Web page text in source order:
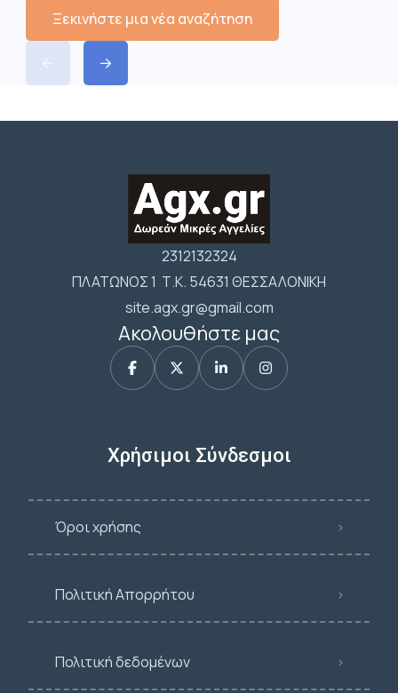
Ξεκινήστε μια νέα αναζήτηση
2312132324
ΠΛΑΤΩΝΟΣ 1 Τ.Κ. 54631 ΘΕΣΣΑΛΟΝΙΚΗ
site.agx.gr@gmail.com
Ακολουθήστε μας
Χρήσιμοι Σύνδεσμοι
Όροι χρήσης
Πολιτική Απορρήτου
Πολιτική δεδομένων